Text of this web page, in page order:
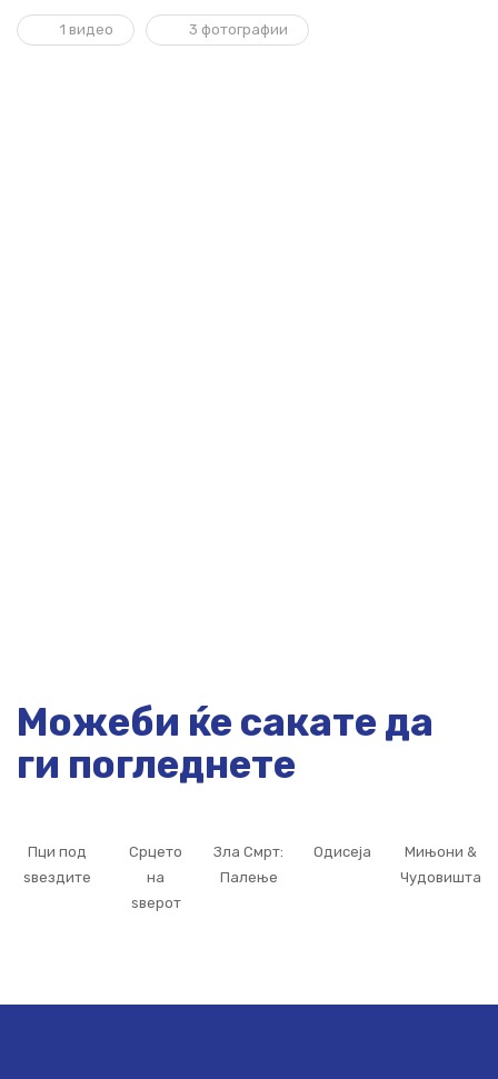
1 видео 3 фотографии
Можеби ќе сакате да
ги погледнете
Пци под
ѕвездите
Срцето
на
ѕверот
Зла Смрт:
Палење
Одисеја
Мињони &
Чудовишта